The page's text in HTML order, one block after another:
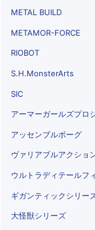
METAL BUILD
METAMOR-FORCE
RIOBOT
S.H.MonsterArts
SIC
アーマーガールズプロ
アッセンブルボーグ
ヴァリアブルアクショ
ウルトラディテールフ
ギガンティックシリー
大怪獣シリーズ